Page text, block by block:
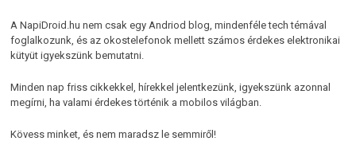
A NapiDroid.hu nem csak egy Andriod blog, mindenféle tech témával
foglalkozunk, és az okostelefonok mellett számos érdekes elektronikai
kütyüt igyekszünk bemutatni.
Minden nap friss cikkekkel, hírekkel jelentkezünk, igyekszünk azonnal
megírni, ha valami érdekes történik a mobilos világban.
Kövess minket, és nem maradsz le semmiről!